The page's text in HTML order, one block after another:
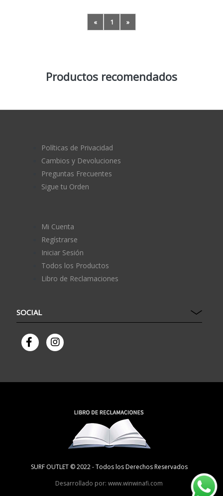
« 1 »
Productos recomendados
Políticas de Privacidad
Cambios y Devoluciones
Preguntas Frecuentes
Sigue tu Orden
Mi Cuenta
Regístrarse
Iniciar Sesión
Todos los Productos
Libro de Reclamaciones
SOCIAL
SURF OUTLET © 2022 - Todos los Derechos Reservados
Desarrollado por: www.winwinafi.com